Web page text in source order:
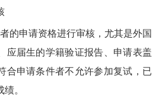
的申请资格进行审核，尤其是外国
应届生的学籍验证报告、申请表盖
合申请条件者不允许参加复试，已
。